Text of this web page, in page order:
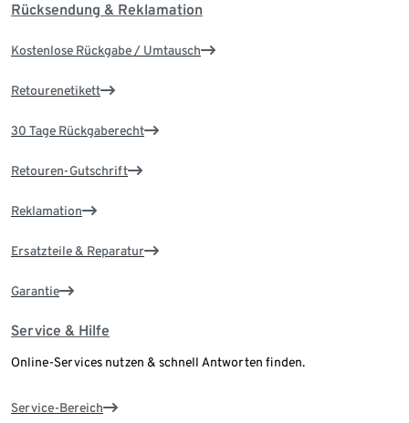
Rücksendung & Reklamation
Kostenlose Rückgabe / Umtausch
Retourenetikett
30 Tage Rückgaberecht
Retouren-Gutschrift
Reklamation
Ersatzteile & Reparatur
Garantie
Service & Hilfe
Online-Services nutzen & schnell Antworten finden.
Service-Bereich